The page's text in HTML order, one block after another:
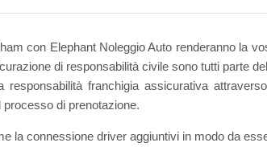
con Elephant Noleggio Auto renderanno la
di responsabilità civile sono tutti parte
franchigia assicurativa
di prenotazione.
la connessione driver aggiuntivi in modo da